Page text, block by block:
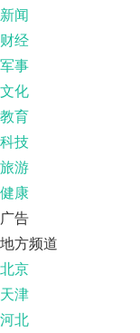
新闻
财经
军事
文化
教育
科技
旅游
健康
广告
地方频道
北京
天津
河北